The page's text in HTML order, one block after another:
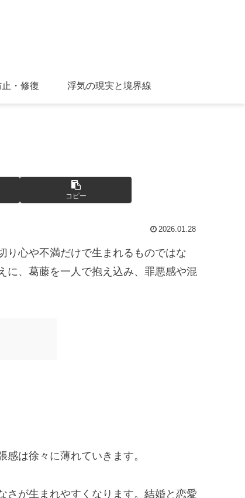
・修復 浮気の現実と境界線
コピー
2026.01.28
り心や不満だけで生まれるものではな
に、葛藤を一人で抱え込み、罪悪感や混
は徐々に薄れていきます。
さが生まれやすくなります。結婚と恋愛